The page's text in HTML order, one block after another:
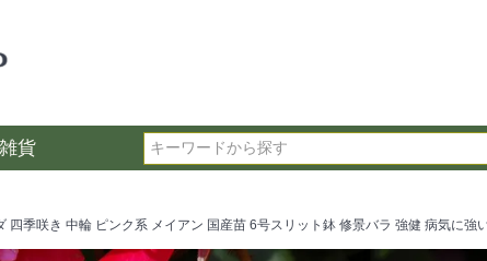
貨
検索
選択した項目全てに該当する品種のみ検索
タイプ、カラー、ブランドなどは1つずつ選
四季咲き 中輪 ピンク系 メイアン 国産苗 6号スリット鉢 修景バラ 強健 病気に強